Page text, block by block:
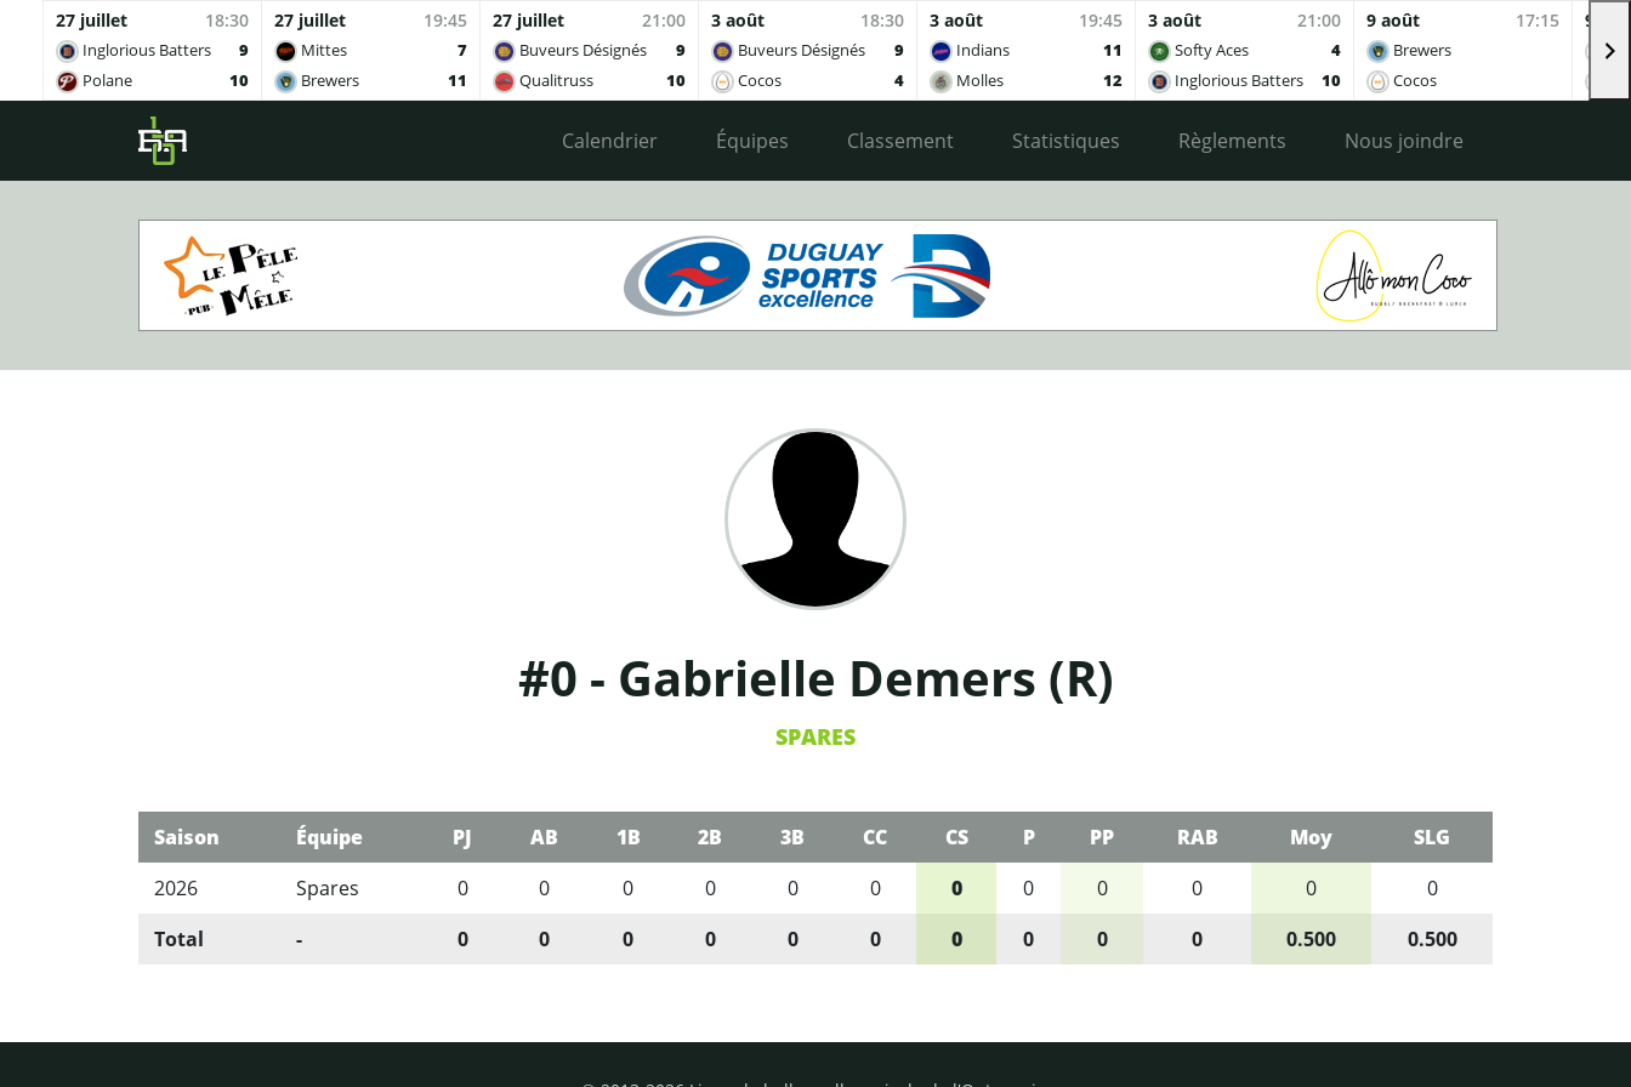
27 juillet 18:30
Inglorious Batters
9
Polane
10
27 juillet 19:45
Mittes
7
Brewers
11
27 juillet 21:00
Buveurs Désignés
9
Qualitruss
10
3 août 18:30
Buveurs Désignés
9
Cocos
4
3 août 19:45
Indians
11
Molles
12
3 août 21:00
Softy Aces
4
Inglorious Batters
10
9 août 17:15
Brewers
Cocos
9
Skip to main content
Calendrier
Équipes Classement Statistiques Règlements Nous joindre
#0 - Gabrielle Demers (R)
SPARES
Saison Équipe PJ AB 1B 2B 3B CC CS P PP RAB Moy
SLG
2026
Spares 0 0 0 0 0 0 0 0 0 0 0
0
Total
- 0 0 0 0 0 0 0 0 0 0 0.500 0.500